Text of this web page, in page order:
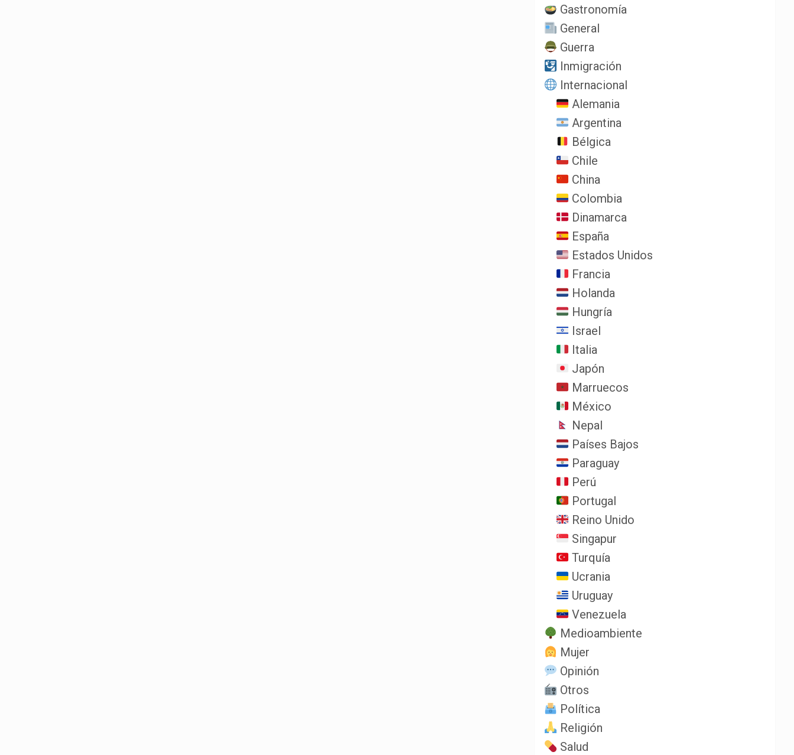
Gastronomía
General
Guerra
Inmigración
Internacional
Alemania
Argentina
Bélgica
Chile
China
Colombia
Dinamarca
España
Estados Unidos
Francia
Holanda
Hungría
Israel
Italia
Japón
Marruecos
México
Nepal
Países Bajos
Paraguay
Perú
Portugal
Reino Unido
Singapur
Turquía
Ucrania
Uruguay
Venezuela
Medioambiente
Mujer
Opinión
Otros
Política
Religión
Salud